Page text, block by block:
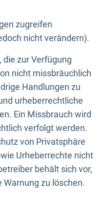
zugreifen
nicht verändern).
zur Verfügung
nicht missbräuchlich
Handlungen zu
urheberrechtliche
Ein Missbrauch wird
verfolgt werden.
von Privatsphäre
Urheberrechte nicht
behält sich vor,
zu löschen.